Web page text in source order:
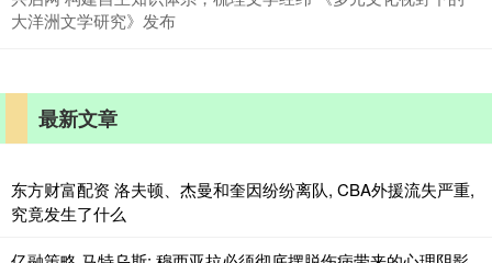
大洋洲文学研究》发布
最新文章
东方财富配资 洛夫顿、杰曼和奎因纷纷离队, CBA外援流失严重,
究竟发生了什么